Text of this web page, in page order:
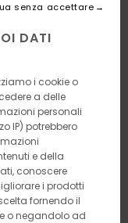
DATI
i cookie o
a delle
personali
IP) potrebbero
e della
conoscere
i prodotti
fornendo il
o negandolo ad
senza accettare